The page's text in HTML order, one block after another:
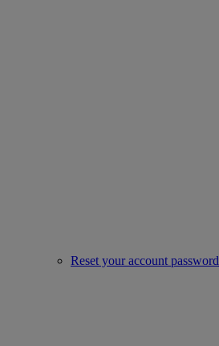
Reset your account password